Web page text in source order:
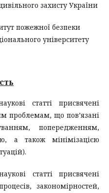
захисту України
пожежної безпеки
університету
статті присвячені
проблемам, що пов’язані
попередженням,
а також мінімізацією
статті присвячені
закономірностей,